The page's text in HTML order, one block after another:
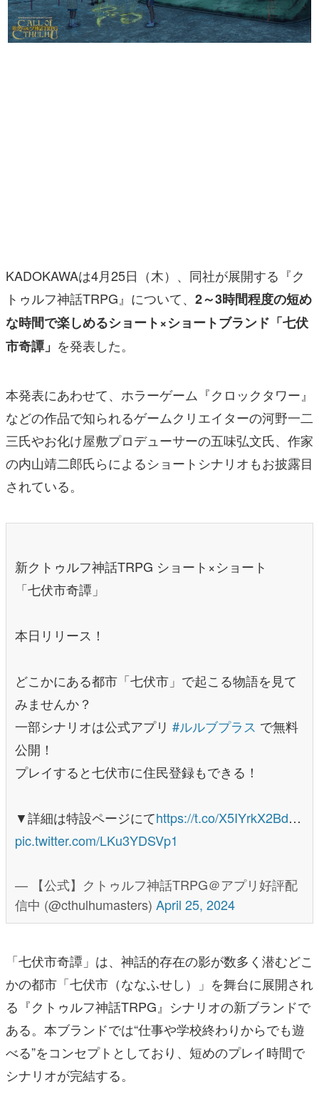
なんでゲームは面白い？
ゲーム開発者・hamatsu氏がゲームの魅力を画面や操作の
具体的な形から解き明かしていく、硬派で骨太な評論連載
その他
電ファミニコゲーマーとは？
運営：株式会社マレ
KADOKAWAは4月25日（木）、同社が展開する『ク
トゥルフ神話TRPG』について、 2～3時間程度の短め
な時間で楽しめるショート×ショートブランド「七伏
市奇譚」 を発表した。
本発表にあわせて、ホラーゲーム『クロックタワー』
などの作品で知られるゲームクリエイターの河野一二
三氏やお化け屋敷プロデューサーの五味弘文氏、作家
の内山靖二郎氏らによるショートシナリオもお披露目
されている。
新クトゥルフ神話TRPG ショート×ショート
「七伏市奇譚」
本日リリース！
どこかにある都市「七伏市」で起こる物語を見て
みませんか？
一部シナリオは公式アプリ #ルルブプラス で無料
公開！
プレイすると七伏市に住民登録もできる！
▼詳細は特設ページにてhttps://t.co/X5IYrkX2Bd…
pic.twitter.com/LKu3YDSVp1
— 【公式】クトゥルフ神話TRPG＠アプリ好評配
信中 (@cthulhumasters) April 25, 2024
「七伏市奇譚」は、神話的存在の影が数多く潜むどこ
かの都市「七伏市（ななふせし）」を舞台に展開され
る『クトゥルフ神話TRPG』シナリオの新ブランドで
ある。本ブランドでは“仕事や学校終わりからでも遊
べる”をコンセプトとしており、短めのプレイ時間で
シナリオが完結する。